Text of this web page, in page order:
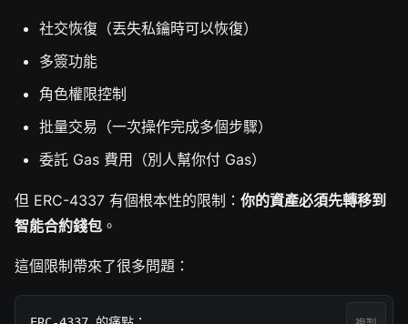
社交恢復（丟失私鑰時可以恢復）
多簽功能
角色權限控制
批量交易（一次操作完成多個步驟）
委託 Gas 費用（別人幫你付 Gas）
但 ERC-4337 有個根本性的限制： 你的資產必須先轉移到
智能合約錢包 。
這個限制帶來了很多問題：